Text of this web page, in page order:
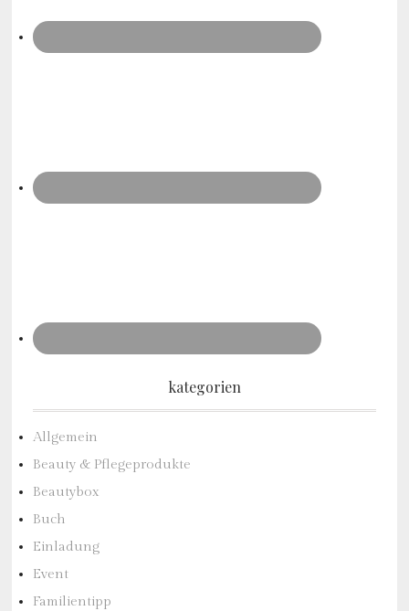
kategorien
Allgemein
Beauty & Pflegeprodukte
Beautybox
Buch
Einladung
Event
Familientipp